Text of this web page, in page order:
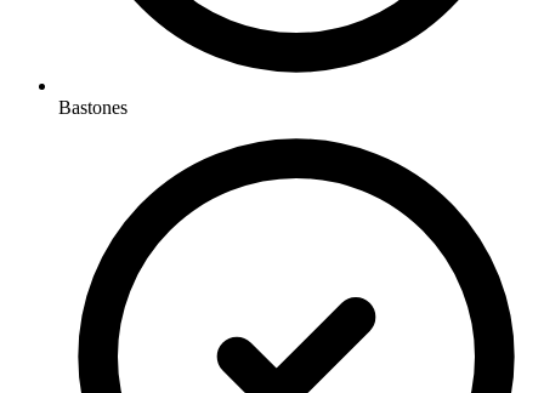
Bastones